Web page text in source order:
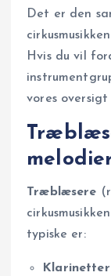
Det er den
Hvis du vil
vores oversigt
Træblæsere
typiske er:
Klarinetter